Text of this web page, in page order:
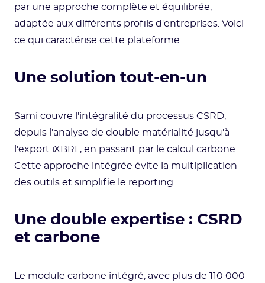
par une approche complète et équilibrée,
adaptée aux différents profils d'entreprises. Voici
ce qui caractérise cette plateforme :
Une solution tout-en-un
Sami couvre l'intégralité du processus CSRD,
depuis l'analyse de double matérialité jusqu'à
l'export iXBRL, en passant par le calcul carbone.
Cette approche intégrée évite la multiplication
des outils et simplifie le reporting.
Une double expertise : CSRD
et carbone
Le module carbone intégré, avec plus de 110 000